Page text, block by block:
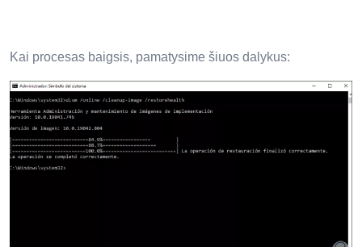
Kai procesas baigsis, pamatysime šiuos dalykus: